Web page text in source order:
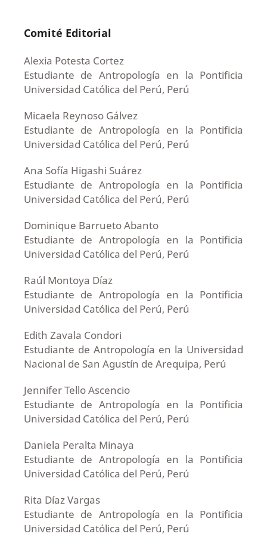
Comité Editorial
Alexia Potesta Cortez
Estudiante de Antropología en la Pontificia
Universidad Católica del Perú, Perú
Micaela Reynoso Gálvez
Estudiante de Antropología en la Pontificia
Universidad Católica del Perú, Perú
Ana Sofía Higashi Suárez
Estudiante de Antropología en la Pontificia
Universidad Católica del Perú, Perú
Dominique Barrueto Abanto
Estudiante de Antropología en la Pontificia
Universidad Católica del Perú, Perú
Raúl Montoya Díaz
Estudiante de Antropología en la Pontificia
Universidad Católica del Perú, Perú
Edith Zavala Condori
Estudiante de Antropología en la Universidad
Nacional de San Agustín de Arequipa, Perú
Jennifer Tello Ascencio
Estudiante de Antropología en la Pontificia
Universidad Católica del Perú, Perú
Daniela Peralta Minaya
Estudiante de Antropología en la Pontificia
Universidad Católica del Perú, Perú
Rita Díaz Vargas
Estudiante de Antropología en la Pontificia
Universidad Católica del Perú, Perú